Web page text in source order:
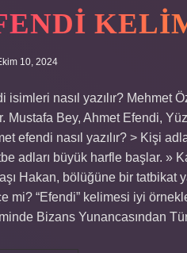
10, 2024
isimleri nasıl yazılır? Mehmet
Mustafa Bey, Ahmet Efendi,
efendi nasıl yazılır? > Kişi
adları büyük harfle başlar. »
Hakan, bölüğüne bir tatbikat
mi? “Efendi” kelimesi iyi
Bizans Yunancasından